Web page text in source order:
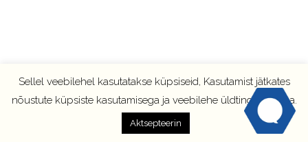
Sellel veebilehel kasutatakse küpsiseid, Kasutamist jätkates
nõustute küpsiste kasutamisega ja veebilehe üldtingimustega.
Aktsepteerin